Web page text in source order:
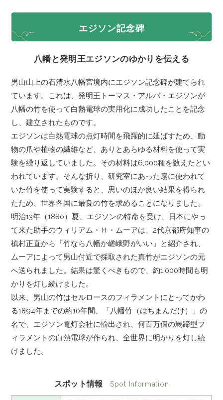
エジソン記念碑
八幡と発明王エジソンのゆかりを伝える
男山山上の石清水八幡宮境内にエジソン記念碑が建てられ
ています。これは、発明王トーマス・アルバ・エジソンが
八幡の竹を使って白熱電球の実用化に成功したことを記念
し、建立されたものです。
エジソンは白熱電球の点灯時間を飛躍的に延ばすため、動
物の爪や植物の繊維など、ありとあらゆる材料を使って実
験を繰り返していました。その材料は6,000種を数えたとい
われています。そんな折り、研究室にあった扇に使われて
いた竹を使って実験すると、思いのほか良い結果を得られ
たため、世界各国に最良の竹を求めることになりました。
明治13年（1880）夏、エジソンの特命を受け、日本にやっ
て来た助手のウィリアム・Ｈ・ムーアは、2代京都府知事の
槙村正直から「竹なら八幡か嵯峨野がいい」と紹介され、
ムーアによって男山付近で採取された真竹がエジソンの元
へ送られました。結果は驚くべきもので、約1,000時間も明
かりを灯し続けました。
以来、男山の竹はセルロースのフィラメントにとってかわ
る1894年までの約10年間、「八幡竹（はちまんだけ）」の
名で、エジソン電灯会社に輸出され、何百万個の馬蹄型フ
ィラメントの白熱電球が作られ、全世界に明かりを灯し続
けました。
スポット情報 Spot Information